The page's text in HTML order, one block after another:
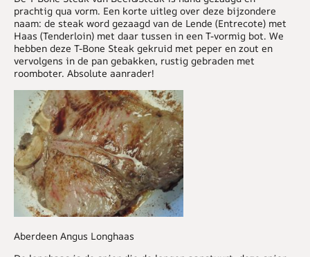
prachtig qua vorm. Een korte uitleg over deze bijzondere
naam: de steak word gezaagd van de Lende (Entrecote) met
Haas (Tenderloin) met daar tussen in een T-vormig bot. We
hebben deze T-Bone Steak gekruid met peper en zout en
vervolgens in de pan gebakken, rustig gebraden met
roomboter. Absolute aanrader!
Aberdeen Angus Longhaas